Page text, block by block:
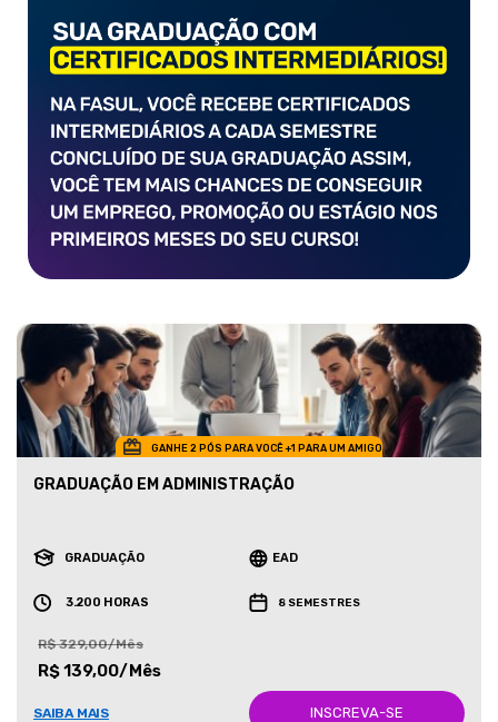
GANHE 2 PÓS PARA VOCÊ +1 PARA UM AMIGO
GRADUAÇÃO EM ADMINISTRAÇÃO
GRADUAÇÃO EAD
3.200 HORAS 8 SEMESTRES
R$ 329,00/Mês
R$ 139,00/Mês
SAIBA MAIS INSCREVA-SE